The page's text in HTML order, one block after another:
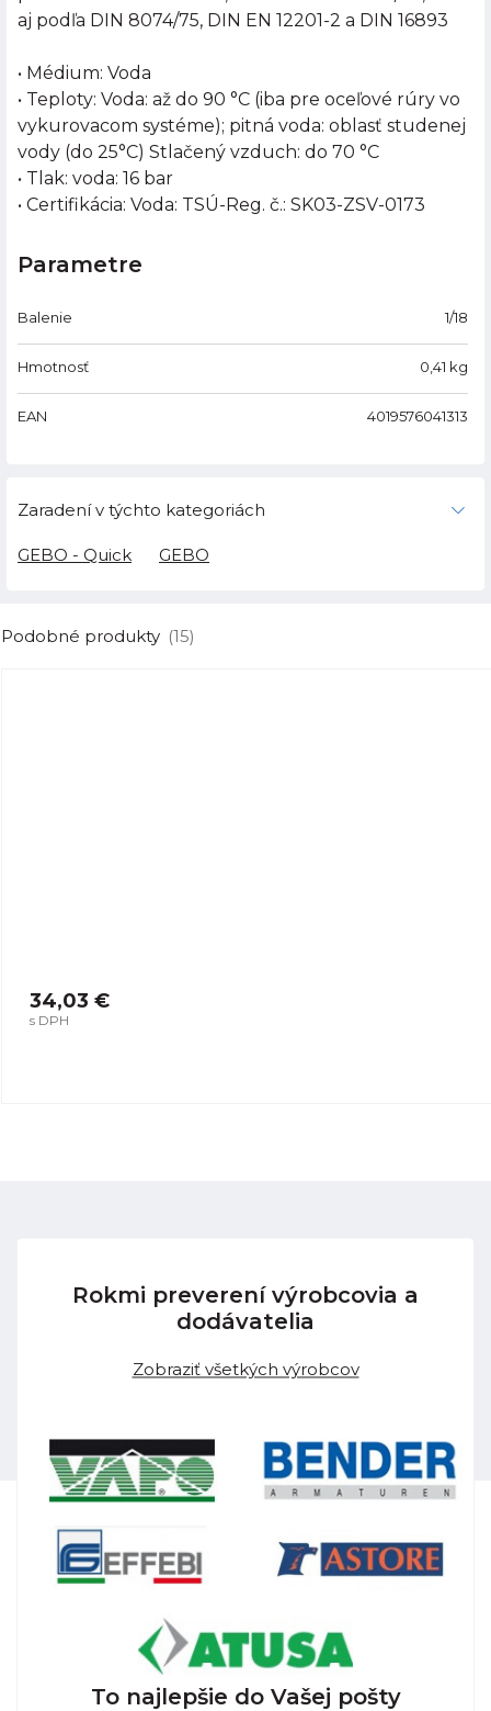
aj podľa DIN 8074/75, DIN EN 12201-2 a DIN 16893
• Médium: Voda
• Teploty: Voda: až do 90 °C (iba pre oceľové rúry vo
vykurovacom systéme); pitná voda: oblasť studenej
vody (do 25°C) Stlačený vzduch: do 70 °C
• Tlak: voda: 16 bar
• Certifikácia: Voda: TSÚ-Reg. č.: SK03-ZSV-0173
Parametre
Balenie 1/18
Hmotnosť 0,41 kg
EAN 4019576041313
Zaradení v týchto kategoriách
GEBO - Quick GEBO
Podobné produkty (15)
34,03 €
s DPH
Rokmi preverení výrobcovia a
dodávatelia
Zobraziť všetkých výrobcov
To najlepšie do Vašej pošty